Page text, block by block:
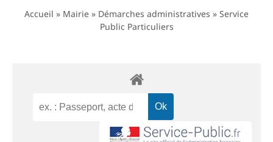
Accueil » Mairie » Démarches administratives » Service
Public Particuliers